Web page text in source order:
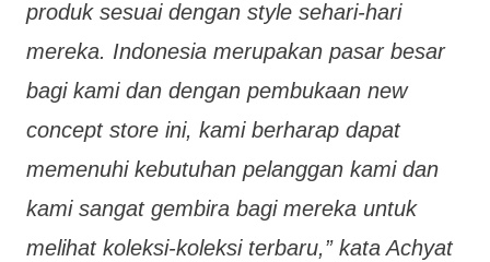
produk sesuai dengan stylesehari-hari
mereka. Indonesia merupakan pasar besar
bagi kami dan dengan pembukaan new
concept storeini, kami berharap dapat
memenuhi kebutuhan pelanggan kami dan
kami sangat gembira bagi mereka untuk
melihat koleksi-koleksi terbaru,” kata Achyat